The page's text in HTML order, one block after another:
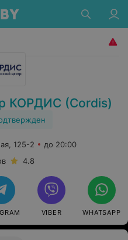
КОРДИС (Cordis)
125-2
до 20:00
4.8
VIBER WHATSAPP